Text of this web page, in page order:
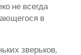
не всегда
в
зверьков,